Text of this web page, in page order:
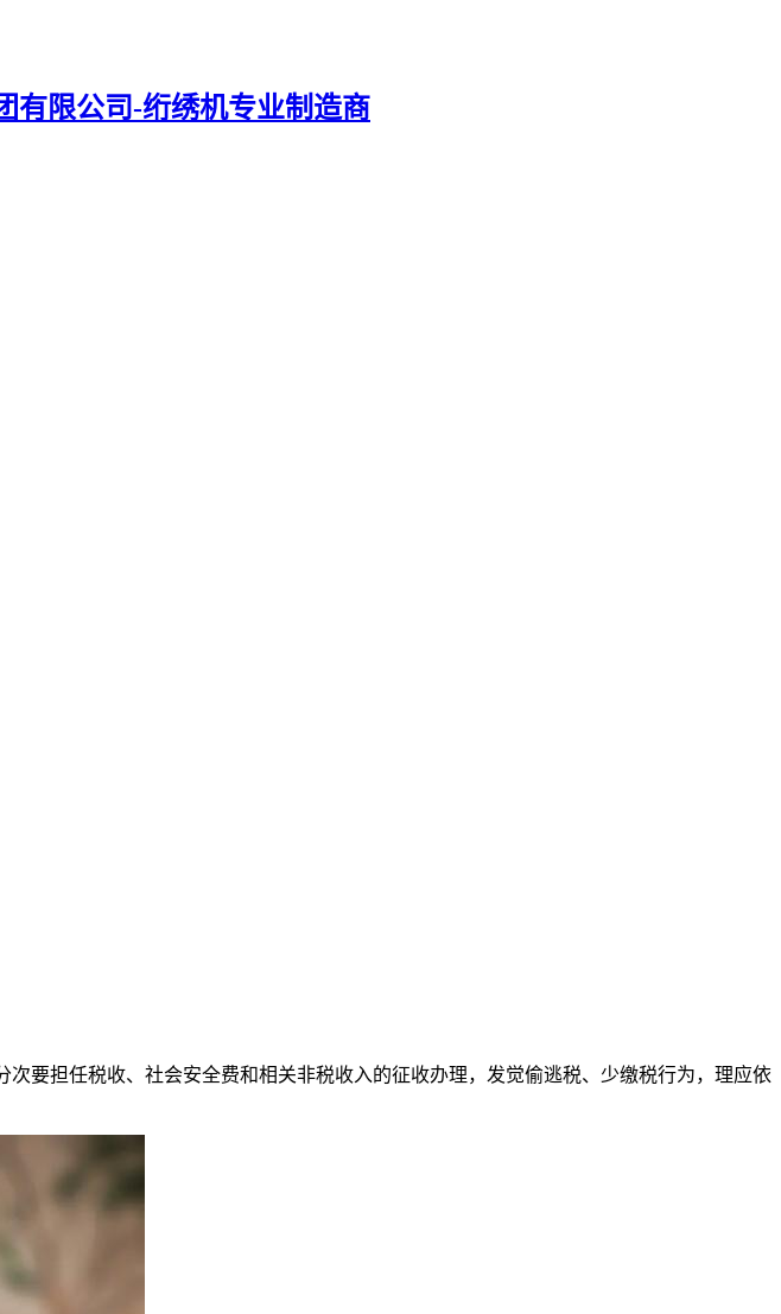
担任税收、社会安全费和相关非税收入的征收办理，发觉偷逃税、少缴税行为，理应依